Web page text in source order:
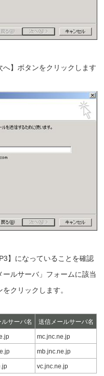
へ】ボタンをクリックします
】になっていることを確認
ルサーバ」フォームに該当
クリックします。
サーバ名 送信メールサーバ名
mc.jnc.ne.jp
mb.jnc.ne.jp
vc.jnc.ne.jp